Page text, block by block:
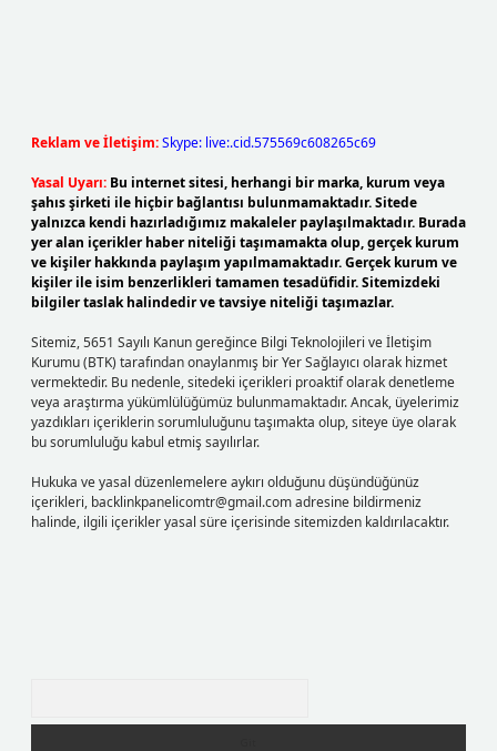
Reklam ve İletişim:Skype: live:.cid.575569c608265c69
Yasal Uyarı: Bu internet sitesi, herhangi bir marka, kurum veya
şahıs şirketi ile hiçbir bağlantısı bulunmamaktadır. Sitede
yalnızca kendi hazırladığımız makaleler paylaşılmaktadır. Burada
yer alan içerikler haber niteliği taşımamakta olup, gerçek kurum
ve kişiler hakkında paylaşım yapılmamaktadır. Gerçek kurum ve
kişiler ile isim benzerlikleri tamamen tesadüfidir. Sitemizdeki
bilgiler taslak halindedir ve tavsiye niteliği taşımazlar.
Sitemiz, 5651 Sayılı Kanun gereğince Bilgi Teknolojileri ve İletişim
Kurumu (BTK) tarafından onaylanmış bir Yer Sağlayıcı olarak hizmet
vermektedir. Bu nedenle, sitedeki içerikleri proaktif olarak denetleme
veya araştırma yükümlülüğümüz bulunmamaktadır. Ancak, üyelerimiz
yazdıkları içeriklerin sorumluluğunu taşımakta olup, siteye üye olarak
bu sorumluluğu kabul etmiş sayılırlar.
Hukuka ve yasal düzenlemelere aykırı olduğunu düşündüğünüz
içerikleri, backlinkpanelicomtr@gmail.comadresine bildirmeniz
halinde, ilgili içerikler yasal süre içerisinde sitemizden kaldırılacaktır.